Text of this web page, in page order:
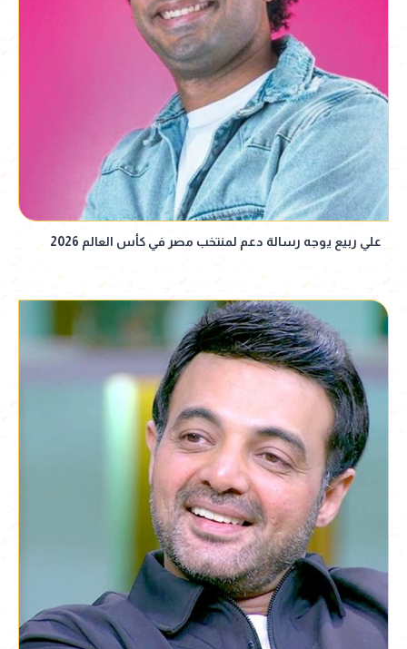
علي ربيع يوجه رسالة دعم لمنتخب مصر في كأس العالم 2026